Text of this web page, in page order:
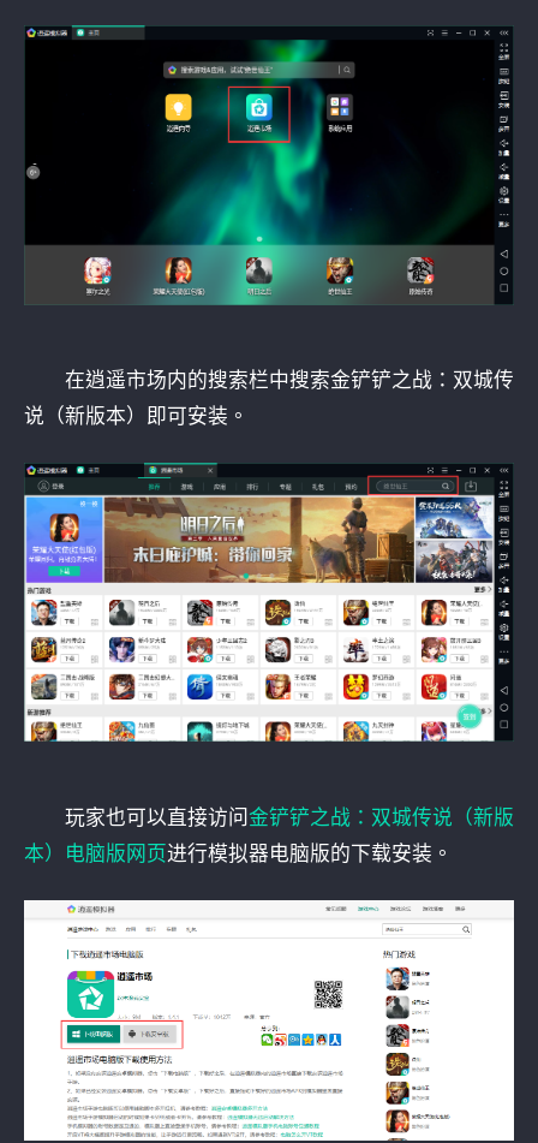
在逍遥市场内的搜索栏中搜索金铲铲之战：双城传
说（新版本）即可安装。
玩家也可以直接访问金铲铲之战：双城传说（新版
本）电脑版网页进行模拟器电脑版的下载安装。